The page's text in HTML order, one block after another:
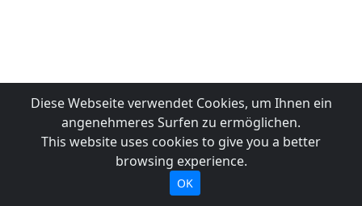
Diese Webseite verwendet Cookies, um Ihnen ein
angenehmeres Surfen zu ermöglichen.
This website uses cookies to give you a better
browsing experience.
OK